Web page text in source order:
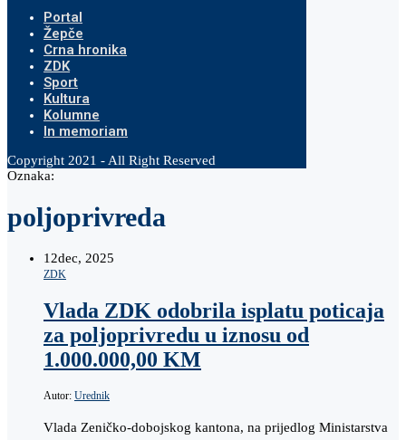
Portal
Žepče
Crna hronika
ZDK
Sport
Kultura
Kolumne
In memoriam
Copyright 2021 - All Right Reserved
Oznaka:
poljoprivreda
12dec, 2025
ZDK
Vlada ZDK odobrila isplatu poticaja
za poljoprivredu u iznosu od
1.000.000,00 KM
Autor: Urednik
Vlada Zeničko-dobojskog kantona, na prijedlog Ministarstva